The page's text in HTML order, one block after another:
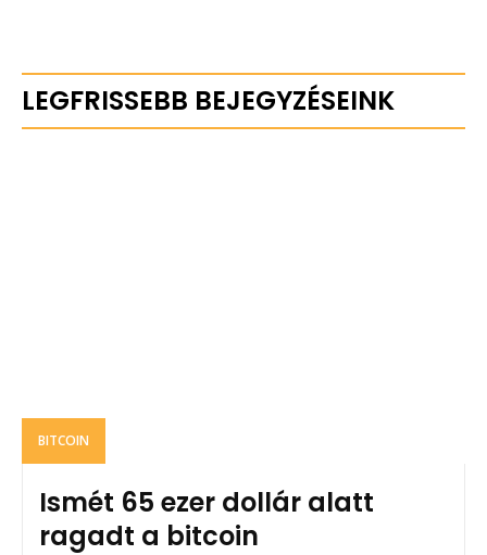
LEGFRISSEBB BEJEGYZÉSEINK
BITCOIN
Ismét 65 ezer dollár alatt
ragadt a bitcoin